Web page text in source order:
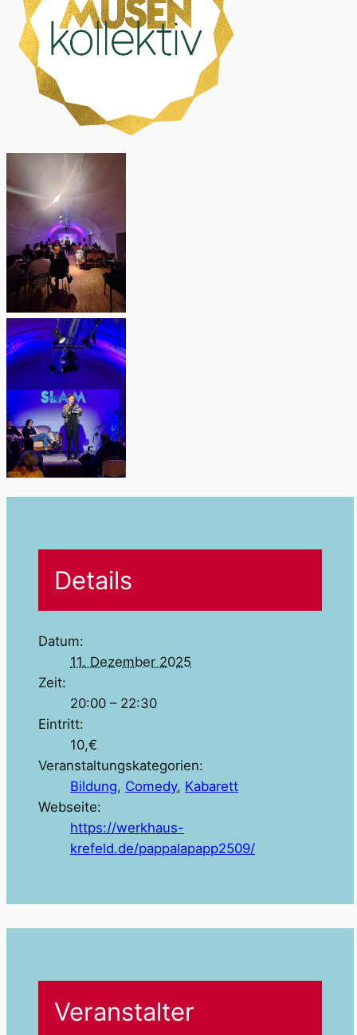
Details
Datum:
11. Dezember 2025
Zeit:
20:00 – 22:30
Eintritt:
10,€
Veranstaltungskategorien:
Bildung, Comedy, Kabarett
Webseite:
https://werkhaus-
krefeld.de/pappalapapp2509/
Veranstalter